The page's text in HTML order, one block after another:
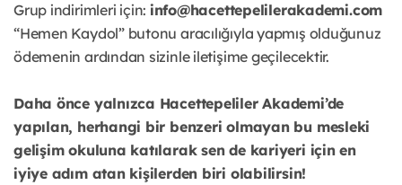
Grup indirimleri için: info@hacettepelilerakademi.com
“Hemen Kaydol” butonu aracılığıyla yapmış olduğunuz
ödemenin ardından sizinle iletişime geçilecektir.
Daha önce yalnızca Hacettepeliler Akademi’de
yapılan, herhangi bir benzeri olmayan bu mesleki
gelişim okuluna katılarak sen de kariyeri için en
iyiye adım atan kişilerden biri olabilirsin!